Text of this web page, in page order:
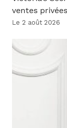
ventes
Le 2 août 2026